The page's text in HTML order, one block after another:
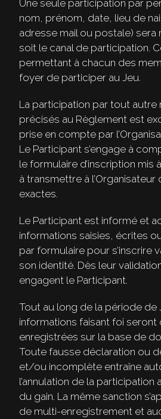
Une seule participation par
nom, prénom, date, lieu de
adresse mail ou postale) sera
soit le canal de participation.
permettant à chacun des
foyer de participer au Jeu.
La participation par tout autre
précisés au Règlement est
prise en compte par
Le Participant s’engage à
le formulaire d’inscription mis
à transmettre à
exactes.
Le Participant est informé et
informations saisies, écrites
par formulaire pour s’inscrire
son identité. Dès leur
engagent le Participant.
Tout au long de la période de
informations faisant foi seront
enregistrées sur la base de
Toute fausse déclaration ou
et/ou incomplète entraîne
l’annulation de la participation
du gain. La même sanction
de multi-enregistrement et